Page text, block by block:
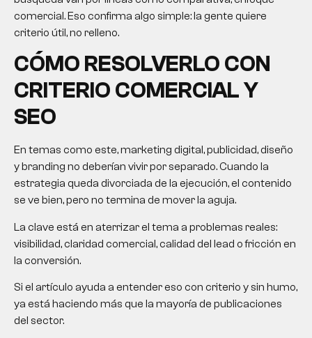
comercial. Eso confirma algo simple: la gente quiere
criterio útil, no relleno.
CÓMO RESOLVERLO CON
CRITERIO COMERCIAL Y
SEO
En temas como este,marketing digital, publicidad, diseño
y branding no deberían vivir por separado. Cuando la
estrategia queda divorciada de la ejecución, el contenido
se ve bien, pero no termina de mover la aguja.
La clave está en aterrizar el tema a problemas reales:
visibilidad, claridad comercial, calidad del lead o fricción en
la conversión.
Si el artículo ayuda a entender eso con criterio y sin humo,
ya está haciendo más que la mayoría de publicaciones
del sector.